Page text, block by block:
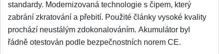
standardy. Modernizovaná technologie s čipem, který
zabrání zkratování a přebití. Použité články vysoké kvality
prochází neustálým zdokonalováním. Akumulátor byl
řádně otestován podle bezpečnostních norem CE.